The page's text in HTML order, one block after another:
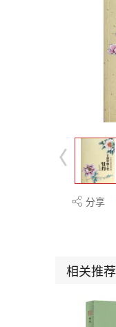
分享
相关推荐